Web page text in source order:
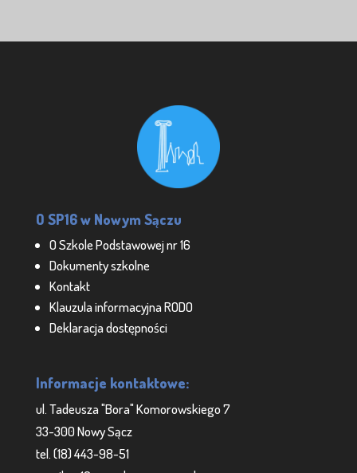
O SP16 w Nowym Sączu
O Szkole Podstawowej nr 16
Dokumenty szkolne
Kontakt
Klauzula informacyjna RODO
Deklaracja dostępności
Informacje kontaktowe:
ul. Tadeusza "Bora" Komorowskiego 7
33-300 Nowy Sącz
tel. (18) 443-98-51